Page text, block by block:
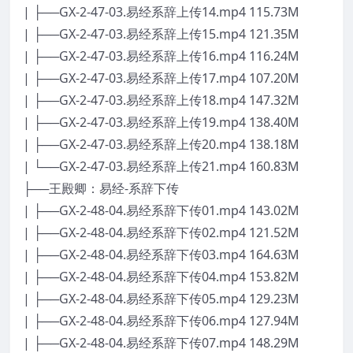
| ├──GX-2-47-03.易经系辞上传14.mp4 115.73M
| ├──GX-2-47-03.易经系辞上传15.mp4 121.35M
| ├──GX-2-47-03.易经系辞上传16.mp4 116.24M
| ├──GX-2-47-03.易经系辞上传17.mp4 107.20M
| ├──GX-2-47-03.易经系辞上传18.mp4 147.32M
| ├──GX-2-47-03.易经系辞上传19.mp4 138.40M
| ├──GX-2-47-03.易经系辞上传20.mp4 138.18M
| └──GX-2-47-03.易经系辞上传21.mp4 160.83M
├──王殿卿：易经-系辞下传
| ├──GX-2-48-04.易经系辞下传01.mp4 143.02M
| ├──GX-2-48-04.易经系辞下传02.mp4 121.52M
| ├──GX-2-48-04.易经系辞下传03.mp4 164.63M
| ├──GX-2-48-04.易经系辞下传04.mp4 153.82M
| ├──GX-2-48-04.易经系辞下传05.mp4 129.23M
| ├──GX-2-48-04.易经系辞下传06.mp4 127.94M
| ├──GX-2-48-04.易经系辞下传07.mp4 148.29M